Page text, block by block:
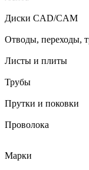
Диски CAD/CAM
Отводы, переходы,
Листы и плиты
Трубы
Прутки и поковки
Проволока
Марки